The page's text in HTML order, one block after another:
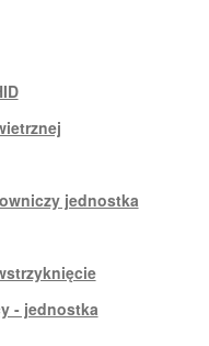
jednostka
- jednostka